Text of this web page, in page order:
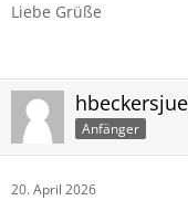
Liebe Grüße
Anfänger
20. April 2026